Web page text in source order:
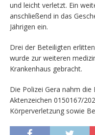
und leicht verletzt. Ein
anschließend in das
Jährigen ein.
Drei der Beteiligten
wurde zur weiteren
Krankenhaus gebracht.
Die Polizei Gera nahm
Aktenzeichen 0150167/
Körperverletzung sowie